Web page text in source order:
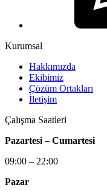
Kurumsal
Hakkımızda
Ekibimiz
Çözüm Ortakları
İletişim
Çalışma Saatleri
Pazartesi – Cumartesi
09:00 – 22:00
Pazar